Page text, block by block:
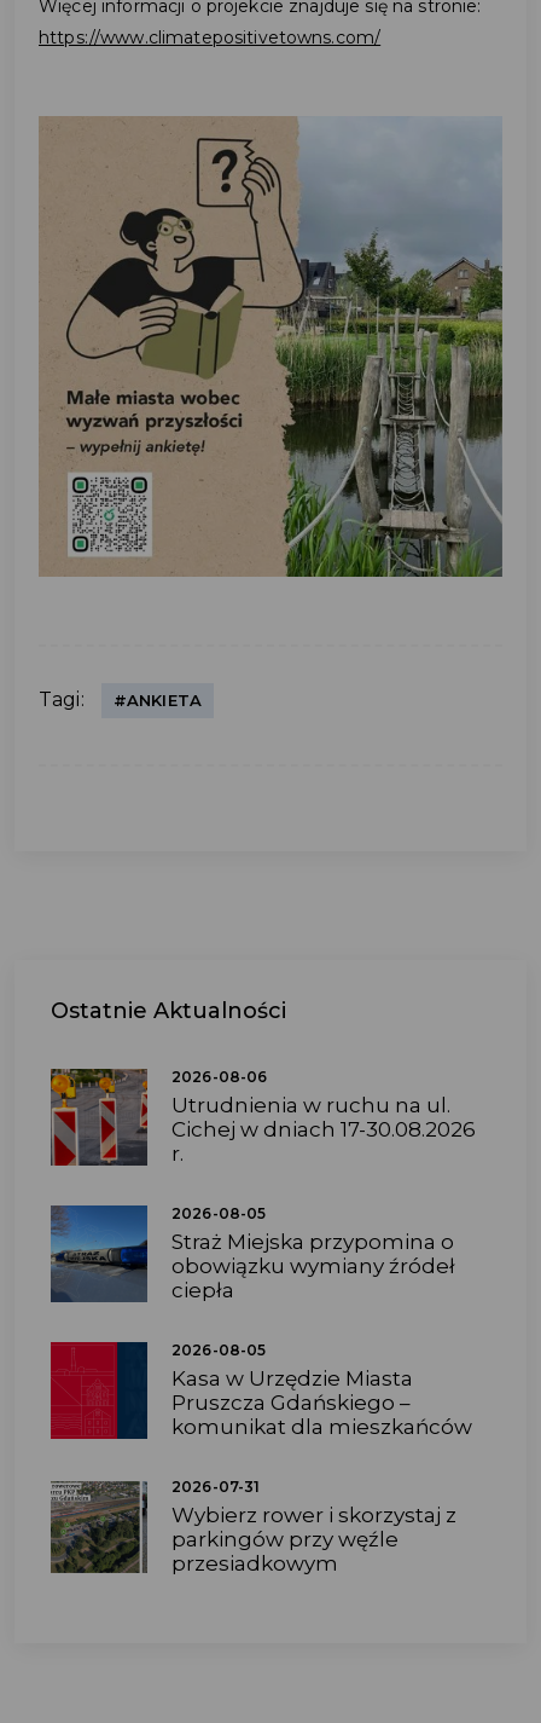
Więcej informacji o projekcie znajduje się na stronie:
https://www.climatepositivetowns.com/
Tagi: #ANKIETA
Ostatnie Aktualności
2026-08-06
Utrudnienia w ruchu na ul.
Cichej w dniach 17-30.08.2026
r.
2026-08-05
Straż Miejska przypomina o
obowiązku wymiany źródeł
ciepła
2026-08-05
Kasa w Urzędzie Miasta
Pruszcza Gdańskiego –
komunikat dla mieszkańców
2026-07-31
Wybierz rower i skorzystaj z
parkingów przy węźle
przesiadkowym